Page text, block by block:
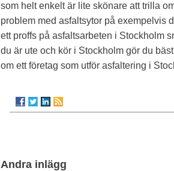
som helt enkelt är lite skönare att trilla
problem med asfaltsytor på exempelvis
ett proffs på asfaltsarbeten i Stockholm
du är ute och kör i Stockholm gör du
om ett företag som utför asfaltering i
Andra inlägg